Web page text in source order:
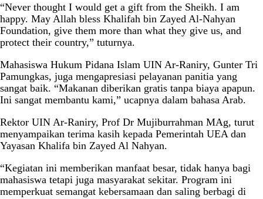
“Never thought I would get a gift from the Sheikh. I am
happy. May Allah bless Khalifah bin Zayed Al-Nahyan
Foundation, give them more than what they give us, and
protect their country,” tuturnya.
Mahasiswa Hukum Pidana Islam UIN Ar-Raniry, Gunter Tri
Pamungkas, juga mengapresiasi pelayanan panitia yang
sangat baik. “Makanan diberikan gratis tanpa biaya apapun.
Ini sangat membantu kami,” ucapnya dalam bahasa Arab.
Rektor UIN Ar-Raniry, Prof Dr Mujiburrahman MAg, turut
menyampaikan terima kasih kepada Pemerintah UEA dan
Yayasan Khalifa bin Zayed Al Nahyan.
“Kegiatan ini memberikan manfaat besar, tidak hanya bagi
mahasiswa tetapi juga masyarakat sekitar. Program ini
memperkuat semangat kebersamaan dan saling berbagi di